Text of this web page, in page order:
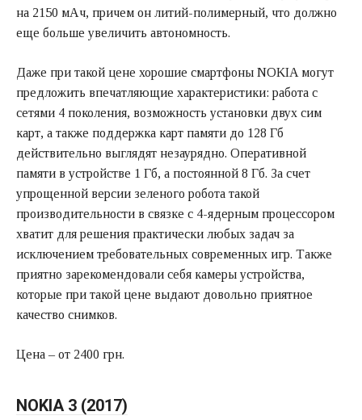
на 2150 мАч, причем он литий-полимерный, что должно
еще больше увеличить автономность.
Даже при такой цене хорошие смартфоны NOKIA могут
предложить впечатляющие характеристики: работа с
сетями 4 поколения, возможность установки двух сим
карт, а также поддержка карт памяти до 128 Гб
действительно выглядят незаурядно. Оперативной
памяти в устройстве 1 Гб, а постоянной 8 Гб. За счет
упрощенной версии зеленого робота такой
производительности в связке с 4-ядерным процессором
хватит для решения практически любых задач за
исключением требовательных современных игр. Также
приятно зарекомендовали себя камеры устройства,
которые при такой цене выдают довольно приятное
качество снимков.
Цена – от 2400 грн.
NOKIA 3 (2017)